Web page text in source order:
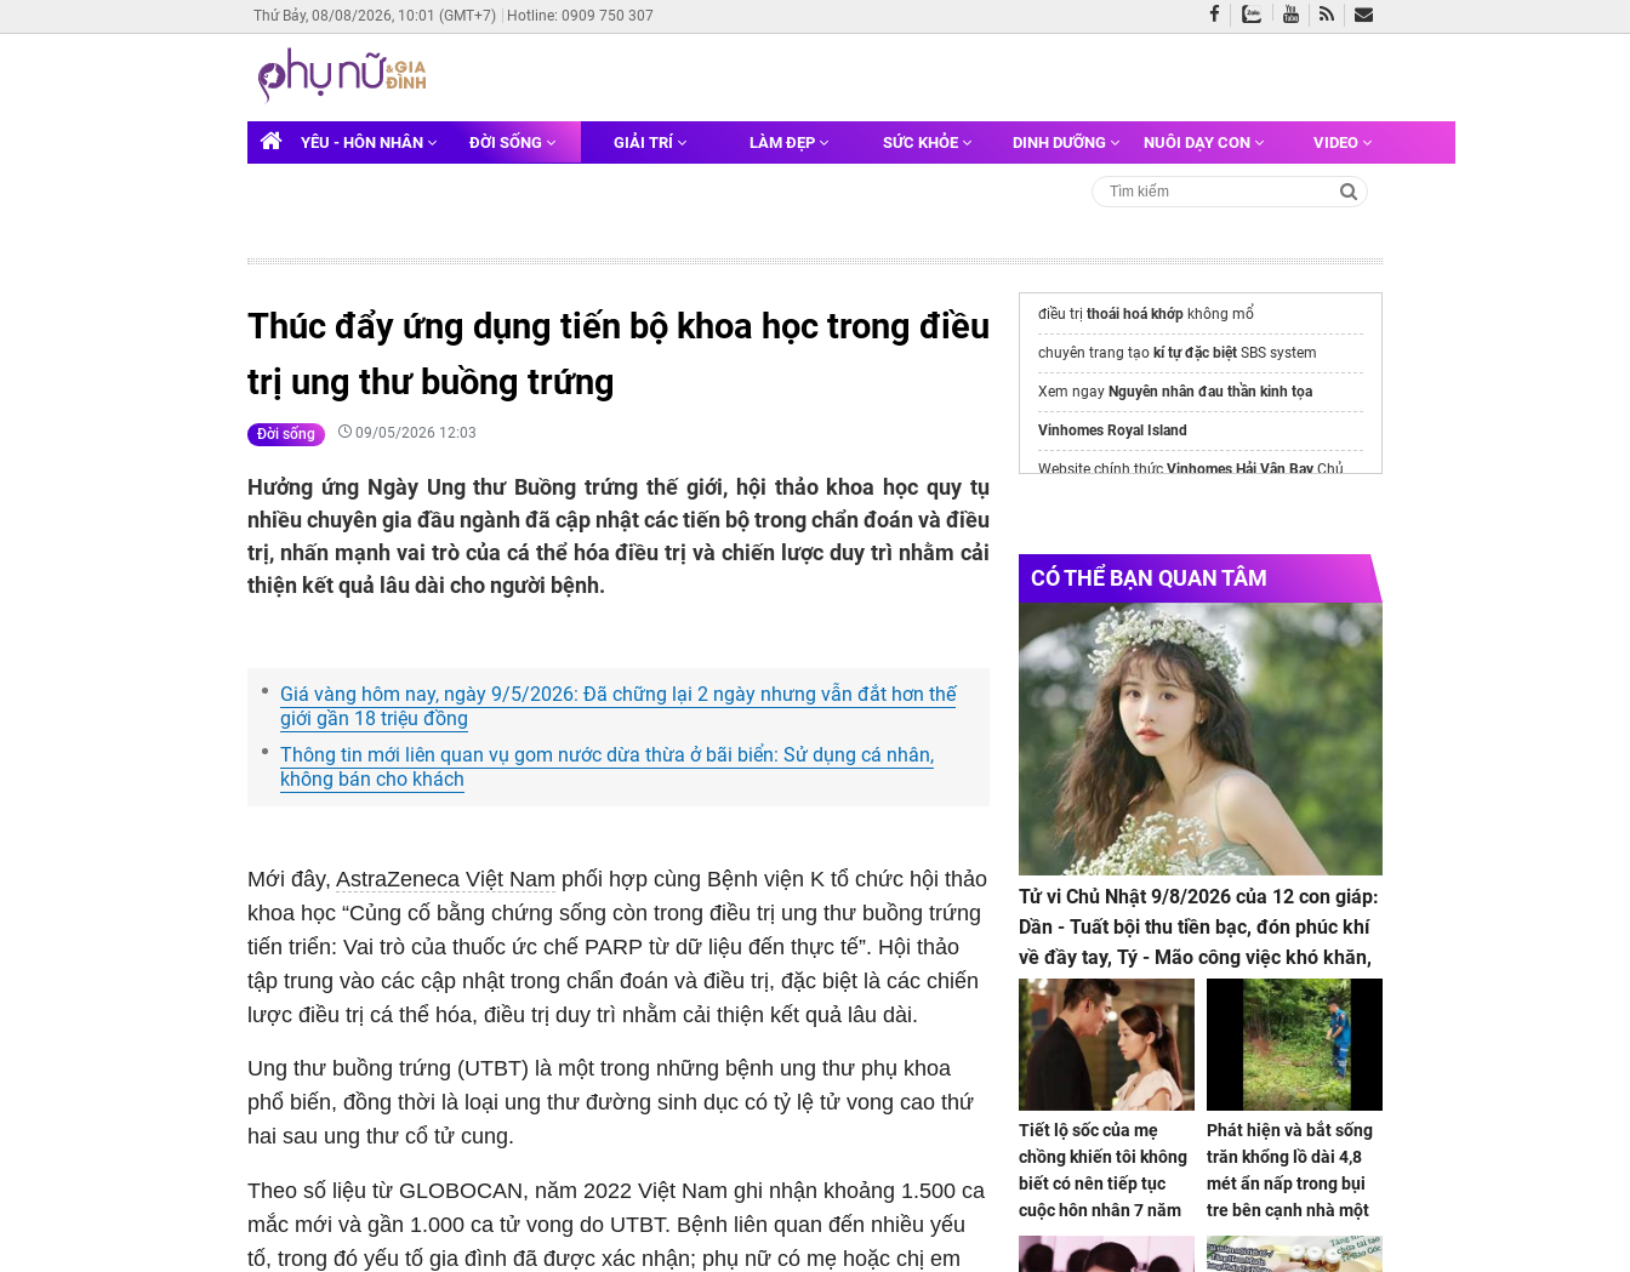
Thứ Bảy, 08/08/2026, 10:01 (GMT+7) Hotline: 0909 750 307
YÊU - HÔN NHÂN ĐỜI SỐNG GIẢI TRÍ LÀM ĐẸP SỨC KHỎE DINH DƯỠNG NUÔI DẠY CON VIDEO
Thúc đẩy ứng dụng tiến bộ khoa học trong điều
trị ung thư buồng trứng
Đời sống 09/05/2026 12:03
Hưởng ứng Ngày Ung thư Buồng trứng thế giới, hội thảo khoa học quy tụ
nhiều chuyên gia đầu ngành đã cập nhật các tiến bộ trong chẩn đoán và điều
trị, nhấn mạnh vai trò của cá thể hóa điều trị và chiến lược duy trì nhằm cải
thiện kết quả lâu dài cho người bệnh.
Giá vàng hôm nay, ngày 9/5/2026: Đã chững lại 2 ngày nhưng vẫn đắt hơn thế
giới gần 18 triệu đồng
Thông tin mới liên quan vụ gom nước dừa thừa ở bãi biển: Sử dụng cá nhân,
không bán cho khách
Mới đây, AstraZeneca Việt Nam phối hợp cùng Bệnh viện K tổ chức hội thảo
khoa học “Củng cố bằng chứng sống còn trong điều trị ung thư buồng trứng
tiến triển: Vai trò của thuốc ức chế PARP từ dữ liệu đến thực tế”. Hội thảo
tập trung vào các cập nhật trong chẩn đoán và điều trị, đặc biệt là các chiến
lược điều trị cá thể hóa, điều trị duy trì nhằm cải thiện kết quả lâu dài.
Ung thư buồng trứng (UTBT) là một trong những bệnh ung thư phụ khoa
phổ biến, đồng thời là loại ung thư đường sinh dục có tỷ lệ tử vong cao thứ
hai sau ung thư cổ tử cung.
Theo số liệu từ GLOBOCAN, năm 2022 Việt Nam ghi nhận khoảng 1.500 ca
mắc mới và gần 1.000 ca tử vong do UTBT. Bệnh liên quan đến nhiều yếu
tố, trong đó yếu tố gia đình đã được xác nhận; phụ nữ có mẹ hoặc chị em
điều trị thoái hoá khớp không mổ
chuyên trang tạo kí tự đặc biệt SBS system
Xem ngay Nguyên nhân đau thần kinh tọa
Vinhomes Royal Island
Website chính thức Vinhomes Hải Vân Bay Chủ
CÓ THỂ BẠN QUAN TÂM
Tử vi Chủ Nhật 9/8/2026 của 12 con giáp:
Dần - Tuất bội thu tiền bạc, đón phúc khí
về đầy tay, Tý - Mão công việc khó khăn,
tiền bạc đội nón ra đi
Tiết lộ sốc của mẹ
chồng khiến tôi không
biết có nên tiếp tục
cuộc hôn nhân 7 năm
nữa hay không
Phát hiện và bắt sống
trăn khổng lồ dài 4,8
mét ẩn nấp trong bụi
tre bên cạnh nhà một
cụ bà